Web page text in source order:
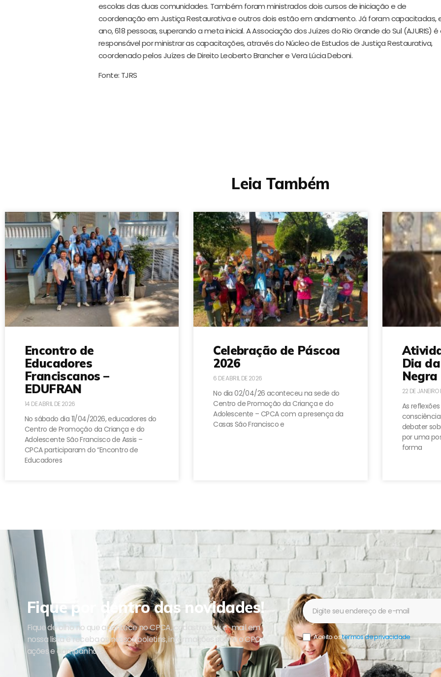
escolas das duas comunidades. Também foram ministrados dois cursos de iniciação e de
coordenaçãoem Justiça Restaurativa e outros dois estãoem andamento. Já foram capacitadas,
ano, 618 pessoas, superando a meta inicial. A Associação dos Juízes do Rio Grande do Sul (AJURIS) é
responsável por ministrar as capacitações, através do Núcleo de Estudos de Justiça Restaurativa,
coordenado pelos Juízes de Direito Leoberto Brancher e Vera Lúcia Deboni.
Fonte: TJRS
Leia Também
Encontro de
Educadores
Franciscanos –
EDUFRAN
14 DE ABRIL DE 2026
No sábado dia 11/04/2026, educadores do
Centro de Promoção da Criança e do
Adolescente São Francisco de Assis –
CPCA participaram do “Encontro de
Educadores
Celebração de Páscoa
2026
6 DE ABRIL DE 2026
No dia 02/04/26 aconteceu na sede do
Centro de Promoção da Criança e do
Adolescente – CPCA com a presença da
Casas São Francisco e
Dia
Negra
22 DE
As
debater
por uma
forma
Fique por dentro das novidades!
Fique de olho no que acontece no CPCA, cadastre seu e-mail em
nossa lista e receba os nossos boletins, informações sobre o CPCA,
ações e campanhas.
Newsletter
Aceito ostermos de privacidade.